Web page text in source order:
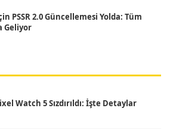
PSSR 2.0 Güncellemesi Yolda: Tüm
Geliyor
Watch 5 Sızdırıldı: İşte Detaylar